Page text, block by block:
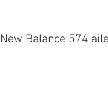
New Balance 574